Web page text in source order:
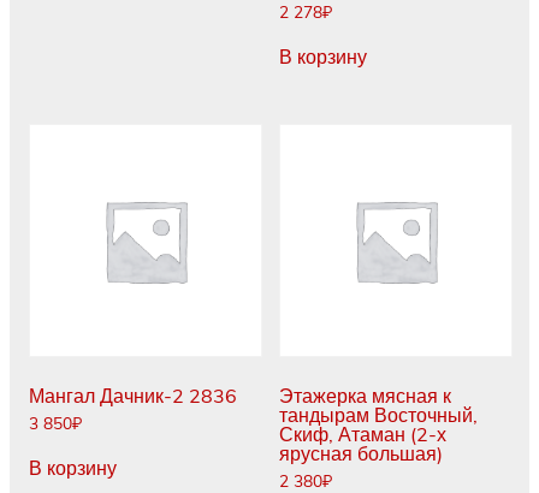
2 278₽
В корзину
Мангал Дачник-2 2836
3 850₽
В корзину
Этажерка мясная к
тандырам Восточный,
Скиф, Атаман (2-х
ярусная большая)
2 380₽